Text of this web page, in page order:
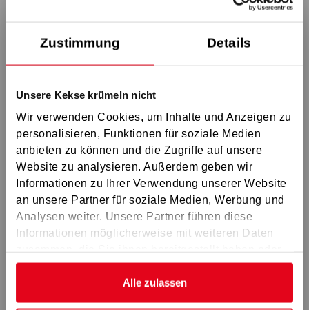
Zustimmung Details
Unsere Kekse krümeln nicht
Wir verwenden Cookies, um Inhalte und Anzeigen zu
personalisieren, Funktionen für soziale Medien
anbieten zu können und die Zugriffe auf unsere
Website zu analysieren. Außerdem geben wir
Informationen zu Ihrer Verwendung unserer Website
an unsere Partner für soziale Medien, Werbung und
Analysen weiter. Unsere Partner führen diese
Informationen möglicherweise mit weiteren Daten
zusammen, die Sie ihnen bereitgestellt haben oder
die sie im Rahmen Ihrer Nutzung der Dienste
Alle zulassen
GS Schweinfurt
GS Würzburg
GS Bamberg
GS Erlangen
GS Nürnberg
GS Westmittelfranken
GS Amberg
GS Regensburg
GS Ingolstadt
GS Schwabach
GS München
GS Landshut
passenden Ergebnisse. Bitte versuche es
mit einem anderen Begriff oder mit
anderen Suchfiltern noch einmal.
Grundlagenausbildung für neu gewählte
Betriebsräte mehrerer Standorte
Betriebsräteversammlungen erfolgreich
gestalten
Tagungen und Klausuren von